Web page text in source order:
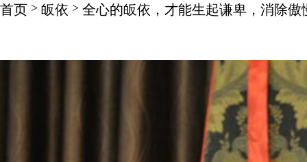
首页 > 皈依 > 全心的皈依，才能生起谦卑，消除傲